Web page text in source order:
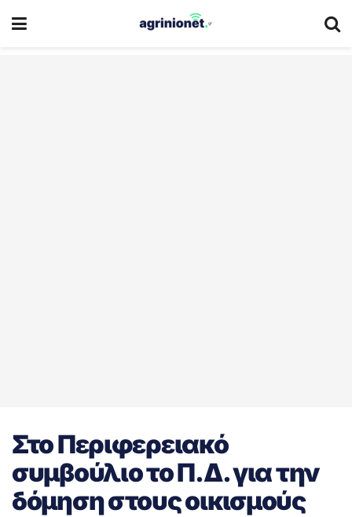
Στο Περιφερειακό
συμβούλιο το Π.Δ. για την
δόμηση στους οικισμούς